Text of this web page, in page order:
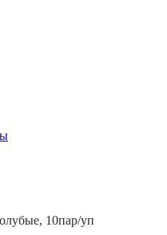
10пар/уп